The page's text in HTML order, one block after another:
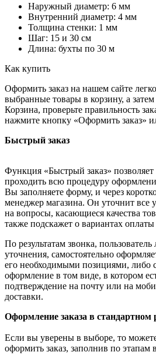
Наружный диаметр: 6 мм
Внутренний диаметр: 4 мм
Толщина стенки: 1 мм
Шаг: 15 и 30 см
Длина: бухты по 30 м
Как купить
Оформить заказ на нашем сайте
выбранные товары в корзину, а
Корзина, проверьте правильность
нажмите кнопку «Оформить заказ»
Быстрый заказ
Функция «Быстрый заказ»
проходить всю процедуру
Вы заполняете форму, и через
менеджер магазина. Он уточнит все
на вопросы, касающиеся качества
также подскажет о вариантах оплаты
По результатам звонка,
уточнения, самостоятельно
его необходимыми позициями, либо
оформление в том виде, в котором
подтверждение на почту или на
доставки.
Оформление заказа в стандартном
Если вы уверены в выборе, то
оформить заказ, заполнив по этапам